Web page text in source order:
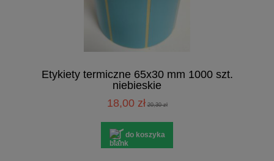
Etykiety termiczne 65x30 mm 1000 szt.
niebieskie
18,00 zł 20,30 zł
do koszyka